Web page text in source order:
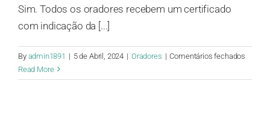
Sim. Todos os oradores recebem um certificado
com indicação da [...]
By admin1891 | 5 de Abril, 2024 | Oradores | Comentários fechados
Read More